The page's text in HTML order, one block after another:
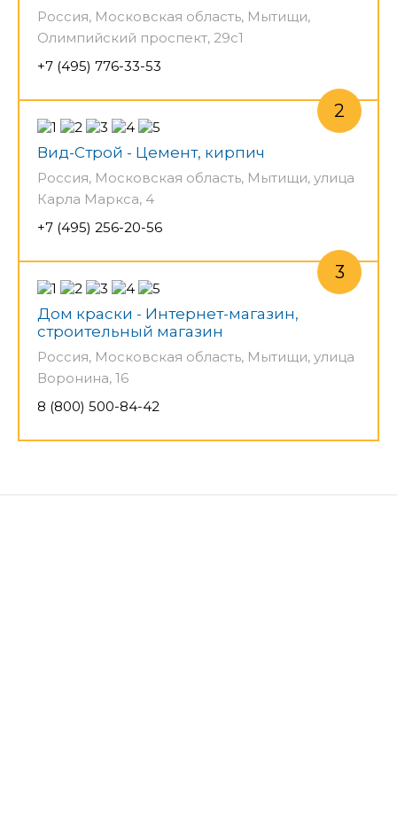
Россия, Московская область, Мытищи,
Олимпийский проспект, 29с1
+7 (495) 776-33-53
Вид-Строй - Цемент, кирпич
Россия, Московская область, Мытищи, улица
Карла Маркса, 4
+7 (495) 256-20-56
Дом краски - Интернет-магазин,
строительный магазин
Россия, Московская область, Мытищи, улица
Воронина, 16
8 (800) 500-84-42